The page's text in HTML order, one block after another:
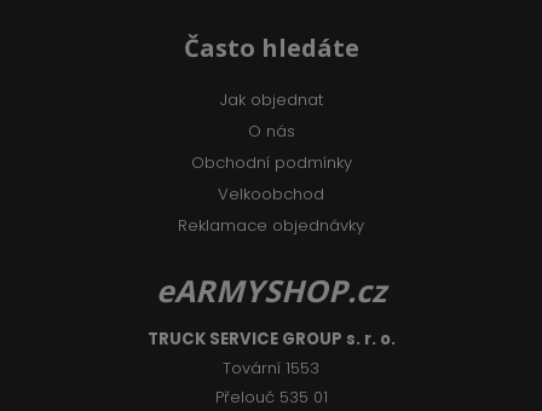
Často hledáte
Jak objednat
O nás
Obchodní podmínky
Velkoobchod
Reklamace objednávky
eARMYSHOP.cz
TRUCK SERVICE GROUP s. r. o.
Tovární 1553
Přelouč 535 01